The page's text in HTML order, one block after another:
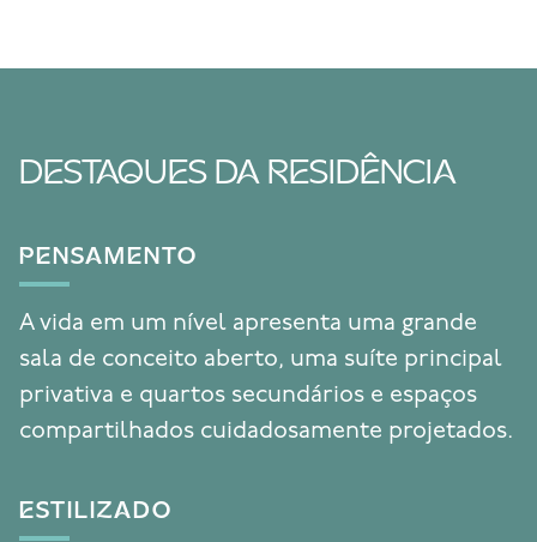
DESTAQUES DA RESIDÊNCIA
PENSAMENTO
A vida em um nível apresenta uma grande
sala de conceito aberto, uma suíte principal
privativa e quartos secundários e espaços
compartilhados cuidadosamente projetados.
ESTILIZADO